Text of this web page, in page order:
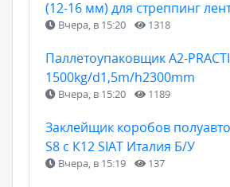
(12-16 мм) для стреппинг
Вчера, в 15:20 1318
Паллетоупаковщик A2-
1500kg/d1,5m/h2300mm
Вчера, в 15:20 1189
Заклейщик коробов
S8 с К12 SIAT Италия Б/У
Вчера, в 15:19 137